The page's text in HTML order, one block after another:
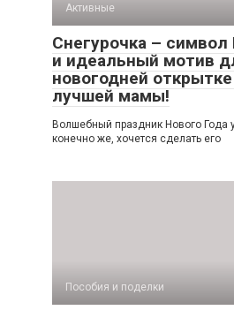
Активные
Снегурочка – символ
и идеальный мотив
новогодней
лучшей мамы!
Волшебный праздник Нового Года
конечно же, хочется сделать его
Пособия и поделки